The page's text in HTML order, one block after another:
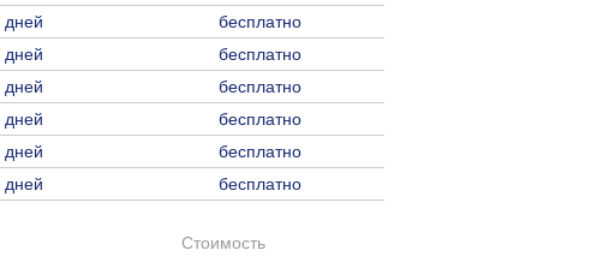
дней
бесплатно
дней
бесплатно
дней
бесплатно
дней
бесплатно
дней
бесплатно
дней бесплатно
Стоимость